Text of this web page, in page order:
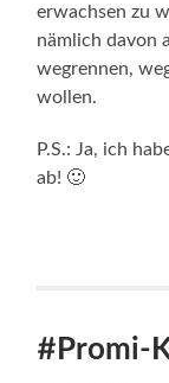
erwachsen zu
nämlich davon
wegrennen,
wollen.
P.S.: Ja, ich
ab! 🙂
#Promi-